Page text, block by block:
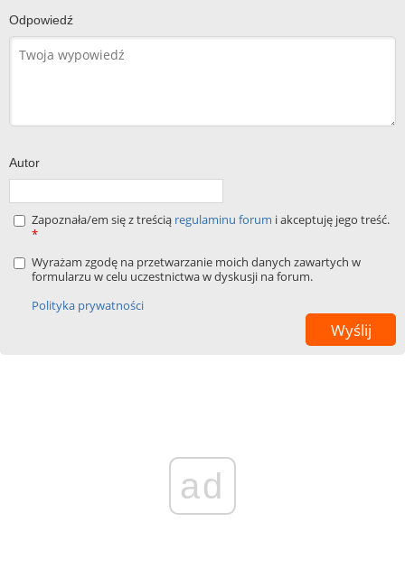
Odpowiedź
Autor
Zapoznała/em się z treścią regulaminu forum i akceptuję jego treść.
*
Wyrażam zgodę na przetwarzanie moich danych zawartych w
formularzu w celu uczestnictwa w dyskusji na forum.
Polityka prywatności
ad